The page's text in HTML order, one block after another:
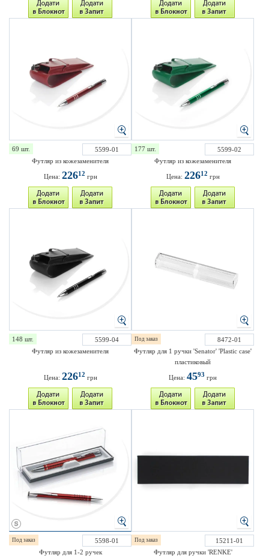
69 шт.
5599-01
Футляр из кожезаменителя
Цена: 22612 грн
177 шт.
5599-02
Футляр из кожезаменителя
Цена: 22612 грн
148 шт.
5599-04
Футляр из кожезаменителя
Цена: 22612 грн
Под заказ
8472-01
Футляр для 1 ручки 'Senator' 'Plastic case'
пластиковый
Цена: 4593 грн
Под заказ
5598-01
Футляр для 1-2 ручек
Под заказ
15211-01
Футляр для ручки 'RENKE'